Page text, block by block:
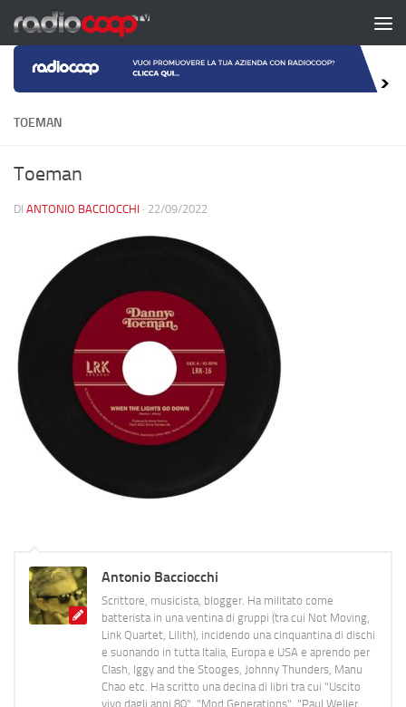
Salta al contenuto
TOEMAN
Toeman
DI ANTONIO BACCIOCCHI · 22/09/2022
Antonio Bacciocchi
Scrittore, musicista, blogger. Ha militato come
batterista in una ventina di gruppi (tra cui Not Moving,
Link Quartet, Lilith), incidendo una cinquantina di dischi
e suonando in tutta Italia, Europa e USA e aprendo per
Clash, Iggy and the Stooges, Johnny Thunders, Manu
Chao etc. Ha scritto una decina di libri tra cui "Uscito
vivo dagli anni 80", "Mod Generations", "Paul Weller,